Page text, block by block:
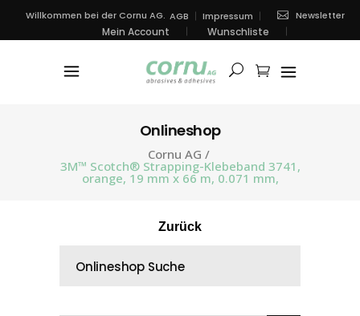
Willkommen bei der Cornu AG. AGB Impressum Newsletter
Mein Account Wunschliste
Onlineshop
Cornu AG /
3M™ Scotch® Strapping-Klebeband 3741,
orange, 19 mm x 66 m, 0.071 mm,
Zurück
Onlineshop Suche